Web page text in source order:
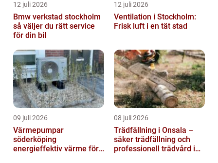
12 juli 2026
Bmw verkstad stockholm
så väljer du rätt service
för din bil
12 juli 2026
Ventilation i Stockholm:
Frisk luft i en tät stad
09 juli 2026
Värmepumpar
söderköping
energieffektiv värme för
08 juli 2026
Trädfällning i Onsala –
säker trädfällning och
professionell trädvård i